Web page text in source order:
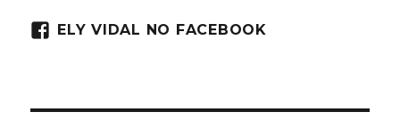
ELY VIDAL NO FACEBOOK